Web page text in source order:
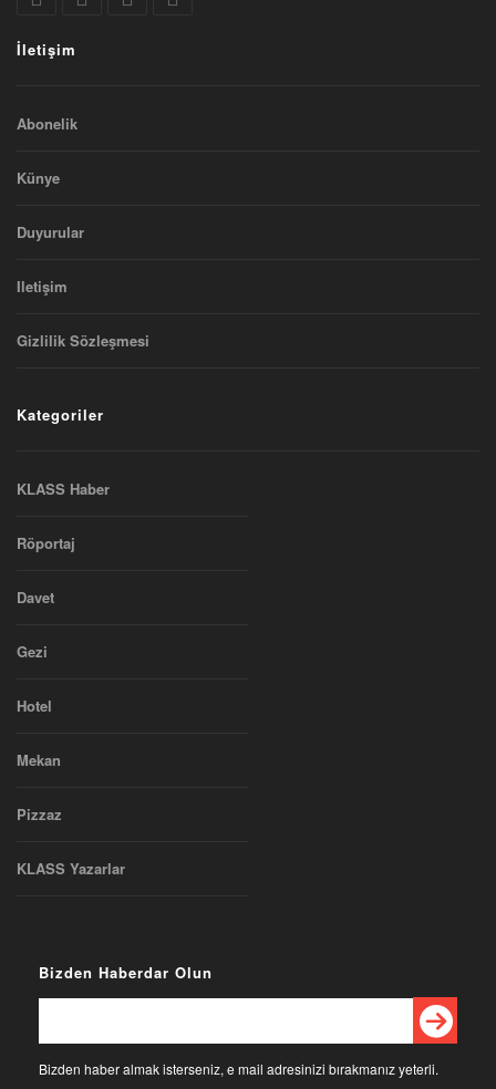
İletişim
Abonelik
Künye
Duyurular
Iletişim
Gizlilik Sözleşmesi
Kategoriler
KLASS Haber
Röportaj
Davet
Gezi
Hotel
Mekan
Pizzaz
KLASS Yazarlar
Bizden Haberdar Olun
Bizden haber almak isterseniz, e mail adresinizi bırakmanız yeterli.